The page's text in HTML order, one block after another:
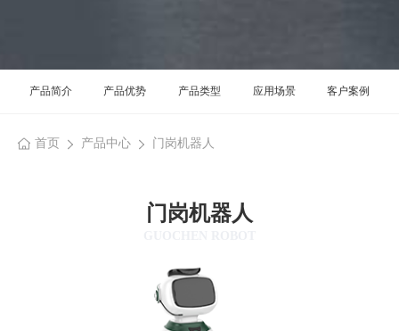
产品简介 产品优势 产品类型 应用场景 客户案例
首页 产品中心 门岗机器人
门岗机器人